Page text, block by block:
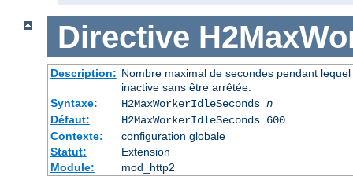
Directive
Description: Nombre maximal de secondes pendant
inactive sans être arrêtée.
Syntaxe:
H2MaxWorkerIdleSeconds n
Défaut:
H2MaxWorkerIdleSeconds 600
Contexte:
configuration globale
Statut:
Extension
Module:
mod_http2